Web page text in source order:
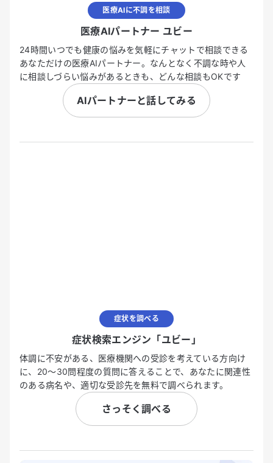
医療AIに不調を相談
医療AIパートナー ユビー
24時間いつでも健康の悩みを気軽にチャットで相談できる
あなただけの医療AIパートナー。なんとなく不調な時や人
に相談しづらい悩みがあるときも、どんな相談もOKです
AIパートナーと話してみる
症状を調べる
症状検索エンジン「ユビー」
体調に不安がある、医療機関への受診を考えている方向け
に、20〜30問程度の質問に答えることで、あなたに関連性
のある病名や、適切な受診先を無料で調べられます。
さっそく調べる